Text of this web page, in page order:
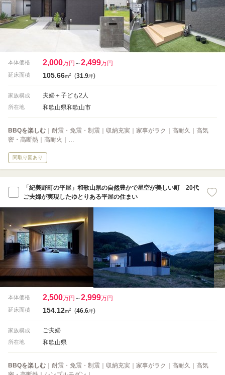
本体価格 2,000万円 ～2,499万円
延床面積 105.66m2 (31.9坪)
家族構成 夫婦＋子ども2人
所在地 和歌山県和歌山市
BBQを楽しむ ｜耐震・免震・制震｜収納充実｜家事がラク｜高耐久｜高気
密・高断熱｜高耐火｜…
間取り図あり
「紀美野町の平屋」和歌山県の自然豊かで星空が美しい町 20代
ご夫婦が実現したゆとりある平屋の住まい
本体価格 2,500万円 ～2,999万円
延床面積 154.12m2 (46.6坪)
家族構成 ご夫婦
所在地 和歌山県
BBQを楽しむ ｜耐震・免震・制震｜収納充実｜家事がラク｜高耐久｜高気